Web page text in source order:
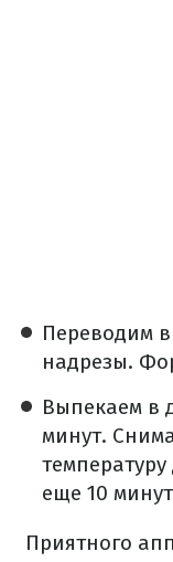
Переводим
надрезы.
Выпекаем в
минут.
еще 10
Приятного